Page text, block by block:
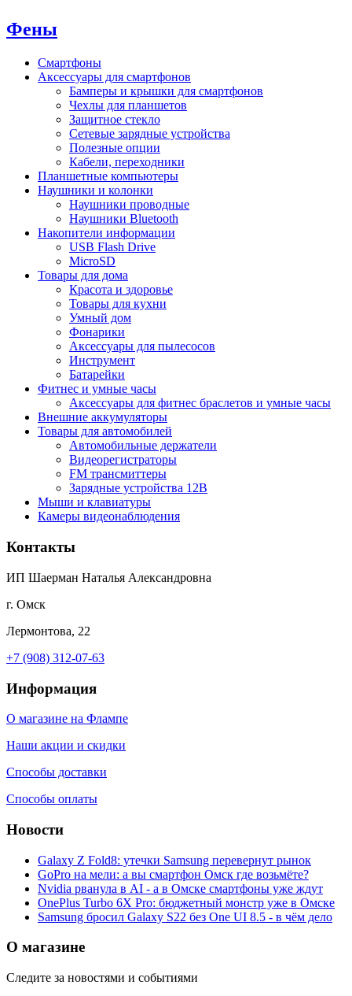
Фены
Смартфоны
Аксессуары для смартфонов
Бамперы и крышки для смартфонов
Чехлы для планшетов
Защитное стекло
Сетевые зарядные устройства
Полезные опции
Кабели, переходники
Планшетные компьютеры
Наушники и колонки
Наушники проводные
Наушники Bluetooth
Накопители информации
USB Flash Drive
MicroSD
Товары для дома
Красота и здоровье
Товары для кухни
Умный дом
Фонарики
Аксессуары для пылесосов
Инструмент
Батарейки
Фитнес и умные часы
Аксессуары для фитнес браслетов и умные часы
Внешние аккумуляторы
Товары для автомобилей
Автомобильные держатели
Видеорегистраторы
FM трансмиттеры
Зарядные устройства 12В
Мыши и клавиатуры
Камеры видеонаблюдения
Контакты
ИП Шаерман Наталья Александровна
г. Омск
Лермонтова, 22
+7 (908) 312-07-63
Информация
О магазине на Флампе
Наши акции и скидки
Способы доставки
Способы оплаты
Новости
Galaxy Z Fold8: утечки Samsung перевернут рынок
GoPro на мели: а вы смартфон Омск где возьмёте?
Nvidia рванула в AI - а в Омске смартфоны уже ждут
OnePlus Turbo 6X Pro: бюджетный монстр уже в Омске
Samsung бросил Galaxy S22 без One UI 8.5 - в чём дело
О магазине
Следите за новостями и событиями